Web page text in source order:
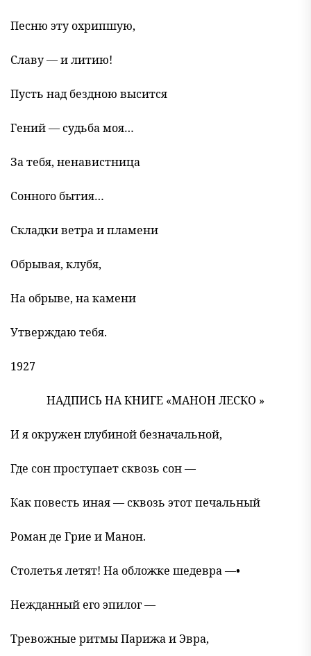
Песню эту охрипшую,
Славу — и литию!
Пусть над бездною высится
Гений — судьба моя…
За тебя, ненавистница
Сонного бытия…
Складки ветра и пламени
Обрывая, клубя,
На обрыве, на камени
Утверждаю тебя.
1927
НАДПИСЬ НА КНИГЕ «МАНОН ЛЕСКО »
И я окружен глубиной безначальной,
Где сон проступает сквозь сон —
Как повесть иная — сквозь этот печальный
Роман де Грие и Манон.
Столетья летят! На обложке шедевра —•
Нежданный его эпилог —
Тревожные ритмы Парижа и Эвра,